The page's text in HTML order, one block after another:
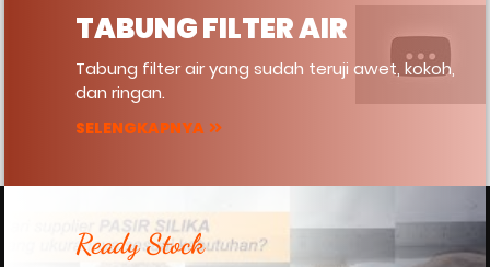
TABUNG FILTER AIR
Tabung filter air yang sudah teruji awet, kokoh,
dan ringan.
SELENGKAPNYA
Ready Stock